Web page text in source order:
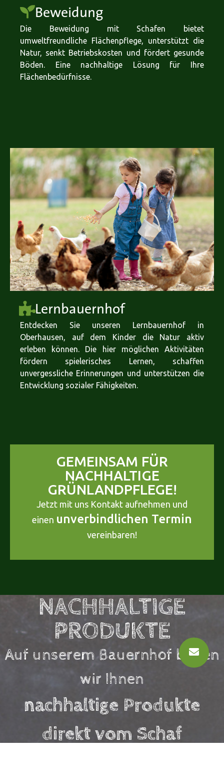
Beweidung
Die Beweidung mit Schafen bietet
umweltfreundliche Flächenpflege, unterstützt die
Natur, senkt Betriebskosten und fördert gesunde
Böden. Eine nachhaltige Lösung für Ihre
Flächenbedürfnisse.
Lernbauernhof
Entdecken Sie unseren Lernbauernhof in
Oberhausen, auf dem Kinder die Natur aktiv
erleben können. Die hier möglichen Aktivitäten
fördern spielerisches Lernen, schaffen
unvergessliche Erinnerungen und unterstützen die
Entwicklung sozialer Fähigkeiten.
GEMEINSAM FÜR
NACHHALTIGE
GRÜNLANDPFLEGE!
Jetzt mit uns Kontakt aufnehmen und
einen unverbindlichen Termin
vereinbaren!
NACHHALTIGE
PRODUKTE
Auf unserem Bauernhof bieten
wir Ihnen
nachhaltige Produkte
direkt vom Schaf